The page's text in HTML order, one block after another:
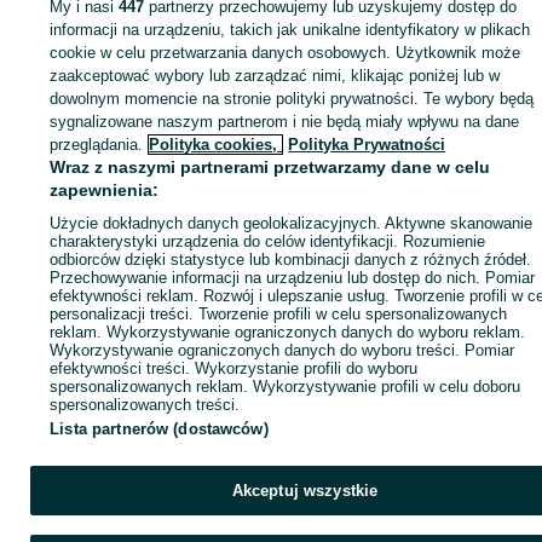
KATEGORIA
ID:895790538 Wyświetlenia:
Zadzwoń / SMS
My i nasi447 partnerzy przechowujemy lub uzyskujemy dostęp do
informacji na urządzeniu, takich jak unikalne identyfikatory w plikach
cookie w celu przetwarzania danych osobowych. Użytkownik może
zaakceptować wybory lub zarządzać nimi, klikając poniżej lub w
dowolnym momencie na stronie polityki prywatności. Te wybory będą
sygnalizowane naszym partnerom i nie będą miały wpływu na dane
przeglądania. Polityka cookies, Polityka Prywatności
Wraz z naszymi partnerami przetwarzamy dane w celu
zapewnienia:
Użycie dokładnych danych geolokalizacyjnych. Aktywne skanowanie
charakterystyki urządzenia do celów identyfikacji. Rozumienie
odbiorców dzięki statystyce lub kombinacji danych z różnych źródeł.
Przechowywanie informacji na urządzeniu lub dostęp do nich. Pomiar
efektywności reklam. Rozwój i ulepszanie usług. Tworzenie profili w
personalizacji treści. Tworzenie profili w celu spersonalizowanych
reklam. Wykorzystywanie ograniczonych danych do wyboru reklam.
Wykorzystywanie ograniczonych danych do wyboru treści. Pomiar
efektywności treści. Wykorzystanie profili do wyboru
spersonalizowanych reklam. Wykorzystywanie profili w celu doboru
spersonalizowanych treści.
Lista partnerów (dostawców)
Akceptuj wszystkie